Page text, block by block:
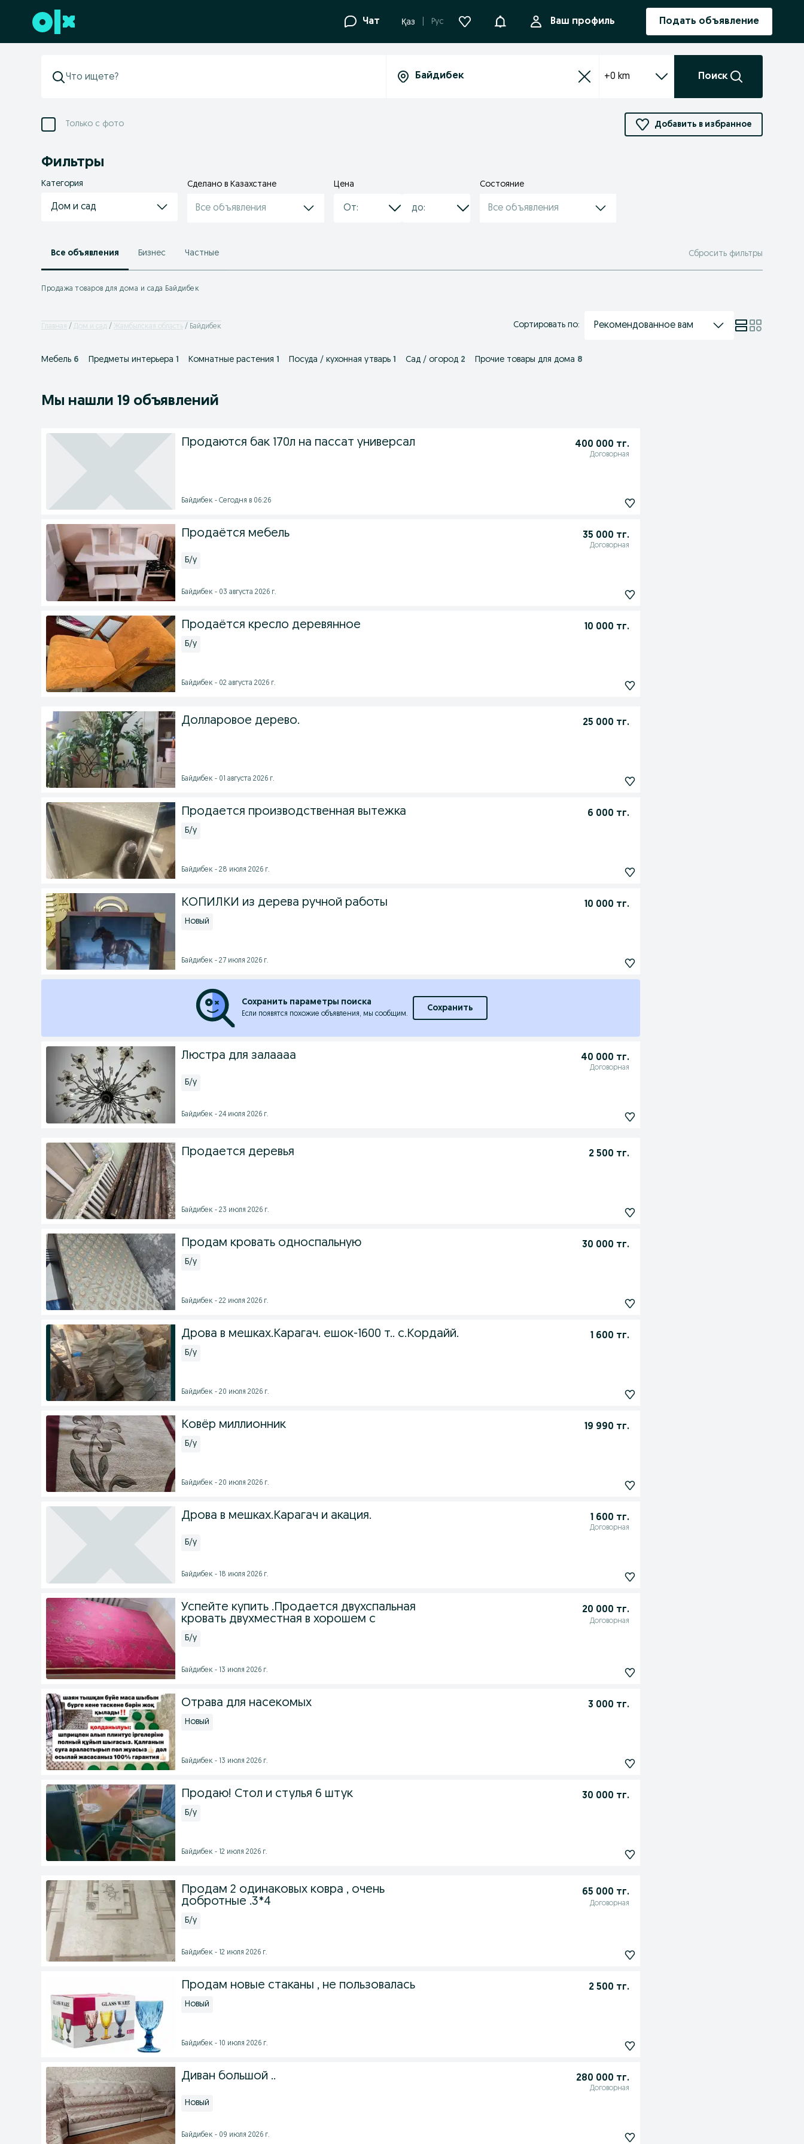
Перейти к нижнему колонтитулу Чат Қаз Рус УведомленияВаш профиль Подать объявление
+0 km Поиск
Только с фото Добавить в избранное
Фильтры
Категория
Дом и сад
Сделано в Казахстане
Все объявления
Цена Состояние
Все объявления
Все объявления Бизнес Частные Сбросить фильтры
Продажа товаров для дома и сада Байдибек
Главная Дом и сад Жамбылская область Байдибек Сортировать по: Рекомендованное вам
Мебель 6 Предметы интерьера 1 Комнатные растения 1 Посуда / кухонная утварь 1 Сад / огород 2 Прочие товары для дома 8
Мы нашли 19 объявлений
Продаются бак 170л на пассат универсал 400 000 тг.
Договорная
Байдибек - Сегодня в 06:26
Продаётся мебель 35 000 тг.
Договорная
Б/у
Байдибек - 03 августа 2026 г.
Продаётся кресло деревянное 10 000 тг.
Б/у
Байдибек - 02 августа 2026 г.
Долларовое дерево. 25 000 тг.
Байдибек - 01 августа 2026 г.
Продается производственная вытежка 6 000 тг.
Б/у
Байдибек - 28 июля 2026 г.
КОПИЛКИ из дерева ручной работы 10 000 тг.
Новый
Байдибек - 27 июля 2026 г.
Сохранить параметры поиска
Если появятся похожие объявления, мы сообщим.
Сохранить
Люстра для залаааа 40 000 тг.
Договорная
Б/у
Байдибек - 24 июля 2026 г.
Продается деревья 2 500 тг.
Байдибек - 23 июля 2026 г.
Продам кровать односпальную 30 000 тг.
Б/у
Байдибек - 22 июля 2026 г.
Дрова в мешках.Карагач. ешок-1600 т.. с.Кордайй. 1 600 тг.
Б/у
Байдибек - 20 июля 2026 г.
Ковёр миллионник 19 990 тг.
Б/у
Байдибек - 20 июля 2026 г.
Дрова в мешках.Карагач и акация. 1 600 тг.
Договорная
Б/у
Байдибек - 18 июля 2026 г.
Успейте купить .Продается двухспальная
кровать двухместная в хорошем с
20 000 тг.
Договорная
Б/у
Байдибек - 13 июля 2026 г.
Отрава для насекомых 3 000 тг.
Новый
Байдибек - 13 июля 2026 г.
Продаю! Стол и стулья 6 штук 30 000 тг.
Б/у
Байдибек - 12 июля 2026 г.
Продам 2 одинаковых ковра , очень
добротные .3*4
65 000 тг.
Договорная
Б/у
Байдибек - 12 июля 2026 г.
Продам новые стаканы , не пользовалась 2 500 тг.
Новый
Байдибек - 10 июля 2026 г.
Диван большой .. 280 000 тг.
Договорная
Новый
Байдибек - 09 июля 2026 г.